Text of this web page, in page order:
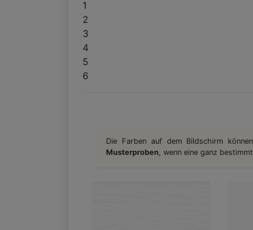
1
2
3
4
5
6
Die Farben auf dem Bildschirm
Musterproben, wenn eine ganz